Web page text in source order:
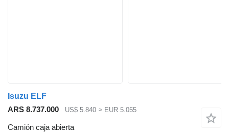
Isuzu ELF
ARS 8.737.000
US$ 5.840 ≈ EUR 5.055
Camión caja abierta